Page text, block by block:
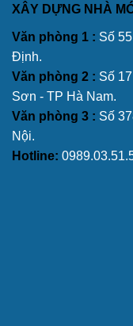
XÂY DỰNG NHÀ
Văn phòng 1 : Số
Định.
Văn phòng 2 : Số
Sơn - TP Hà Nam.
Văn phòng 3 : Số
Nội.
Hotline: